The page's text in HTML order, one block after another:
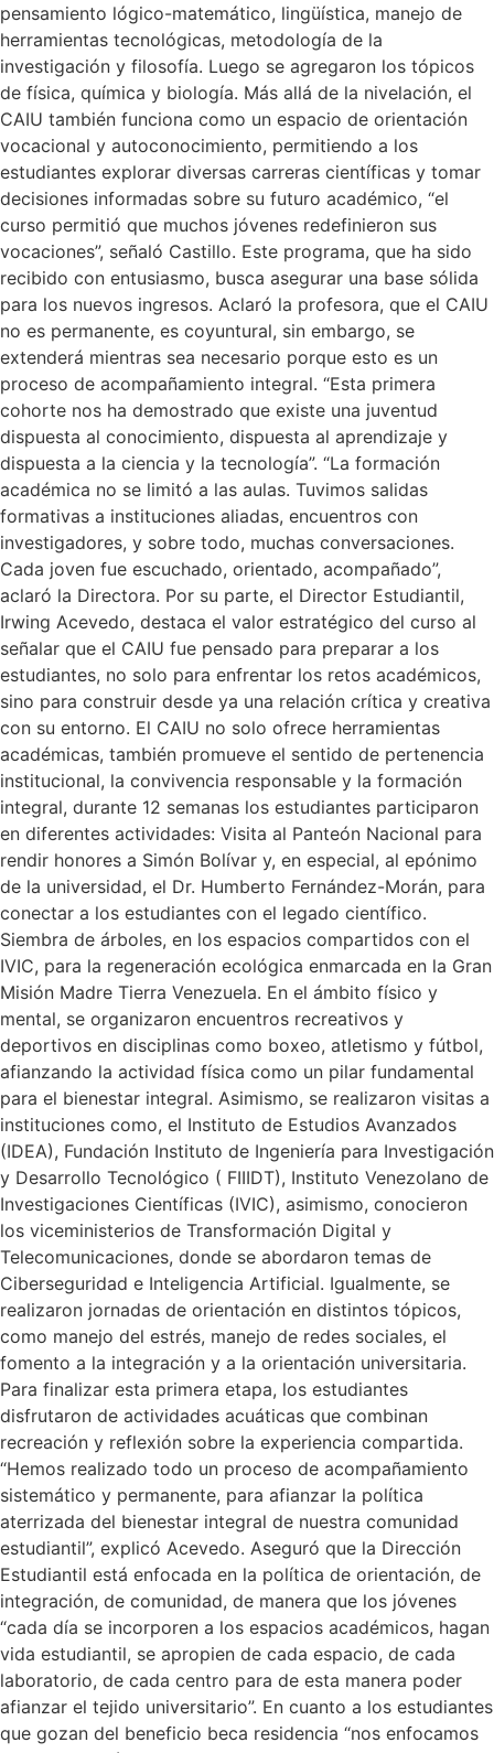
pensamiento lógico-matemático, lingüística, manejo de
herramientas tecnológicas, metodología de la
investigación y filosofía. Luego se agregaron los tópicos
de física, química y biología. Más allá de la nivelación, el
CAIU también funciona como un espacio de orientación
vocacional y autoconocimiento, permitiendo a los
estudiantes explorar diversas carreras científicas y tomar
decisiones informadas sobre su futuro académico, “el
curso permitió que muchos jóvenes redefinieron sus
vocaciones”, señaló Castillo. Este programa, que ha sido
recibido con entusiasmo, busca asegurar una base sólida
para los nuevos ingresos. Aclaró la profesora, que el CAIU
no es permanente, es coyuntural, sin embargo, se
extenderá mientras sea necesario porque esto es un
proceso de acompañamiento integral. “Esta primera
cohorte nos ha demostrado que existe una juventud
dispuesta al conocimiento, dispuesta al aprendizaje y
dispuesta a la ciencia y la tecnología”. “La formación
académica no se limitó a las aulas. Tuvimos salidas
formativas a instituciones aliadas, encuentros con
investigadores, y sobre todo, muchas conversaciones.
Cada joven fue escuchado, orientado, acompañado”,
aclaró la Directora. Por su parte, el Director Estudiantil,
Irwing Acevedo, destaca el valor estratégico del curso al
señalar que el CAIU fue pensado para preparar a los
estudiantes, no solo para enfrentar los retos académicos,
sino para construir desde ya una relación crítica y creativa
con su entorno. El CAIU no solo ofrece herramientas
académicas, también promueve el sentido de pertenencia
institucional, la convivencia responsable y la formación
integral, durante 12 semanas los estudiantes participaron
en diferentes actividades: Visita al Panteón Nacional para
rendir honores a Simón Bolívar y, en especial, al epónimo
de la universidad, el Dr. Humberto Fernández-Morán, para
conectar a los estudiantes con el legado científico.
Siembra de árboles, en los espacios compartidos con el
IVIC, para la regeneración ecológica enmarcada en la Gran
Misión Madre Tierra Venezuela. En el ámbito físico y
mental, se organizaron encuentros recreativos y
deportivos en disciplinas como boxeo, atletismo y fútbol,
afianzando la actividad física como un pilar fundamental
para el bienestar integral. Asimismo, se realizaron visitas a
instituciones como, el Instituto de Estudios Avanzados
(IDEA), Fundación Instituto de Ingeniería para Investigación
y Desarrollo Tecnológico ( FIIIDT), Instituto Venezolano de
Investigaciones Científicas (IVIC), asimismo, conocieron
los viceministerios de Transformación Digital y
Telecomunicaciones, donde se abordaron temas de
Ciberseguridad e Inteligencia Artificial. Igualmente, se
realizaron jornadas de orientación en distintos tópicos,
como manejo del estrés, manejo de redes sociales, el
fomento a la integración y a la orientación universitaria.
Para finalizar esta primera etapa, los estudiantes
disfrutaron de actividades acuáticas que combinan
recreación y reflexión sobre la experiencia compartida.
“Hemos realizado todo un proceso de acompañamiento
sistemático y permanente, para afianzar la política
aterrizada del bienestar integral de nuestra comunidad
estudiantil”, explicó Acevedo. Aseguró que la Dirección
Estudiantil está enfocada en la política de orientación, de
integración, de comunidad, de manera que los jóvenes
“cada día se incorporen a los espacios académicos, hagan
vida estudiantil, se apropien de cada espacio, de cada
laboratorio, de cada centro para de esta manera poder
afianzar el tejido universitario”. En cuanto a los estudiantes
que gozan del beneficio beca residencia “nos enfocamos